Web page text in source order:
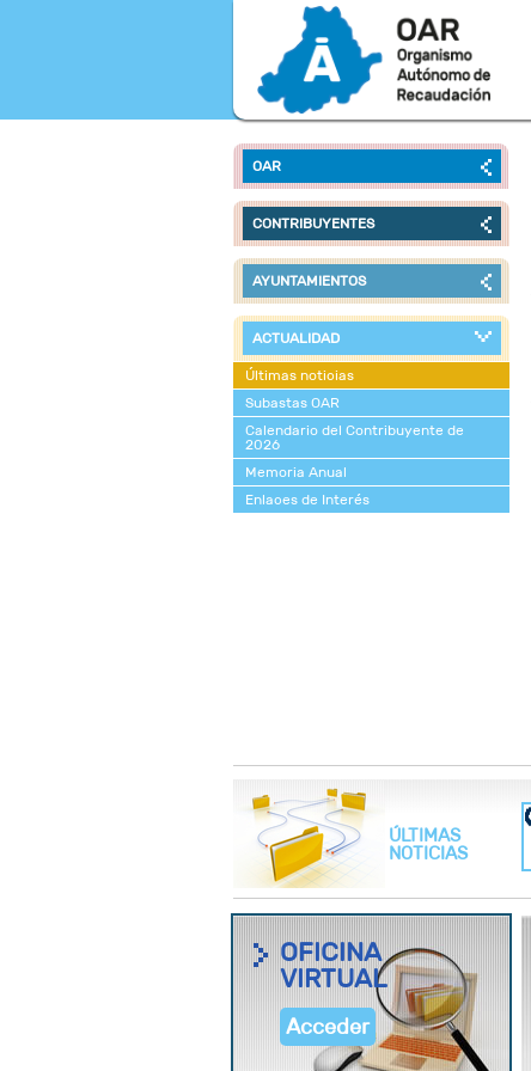
OAR
CONTRIBUYENTES
AYUNTAMIENTOS
ACTUALIDAD
Últimas noticias
Subastas OAR
Calendario del Contribuyente de
2026
Memoria Anual
Enlaces de Interés
ÚLTIMAS
NOTICIAS
OFICINA
VIRTUAL
Acceder